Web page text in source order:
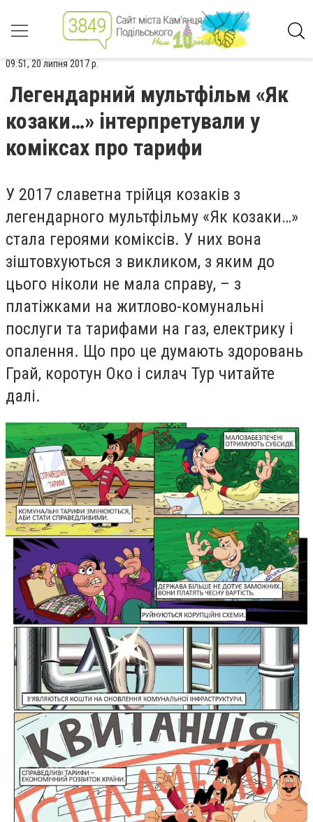
09:51, 20 липня 2017 р.
Легендарний мультфільм «Як
козаки…» інтерпретували у
коміксах про тарифи
У 2017 славетна трійця козаків з
легендарного мультфільму «Як козаки…»
стала героями коміксів. У них вона
зіштовхуються з викликом, з яким до
цього ніколи не мала справу, – з
платіжками на житлово-комунальні
послуги та тарифами на газ, електрику і
опалення. Що про це думають здоровань
Грай, коротун Око і силач Тур читайте
далі.